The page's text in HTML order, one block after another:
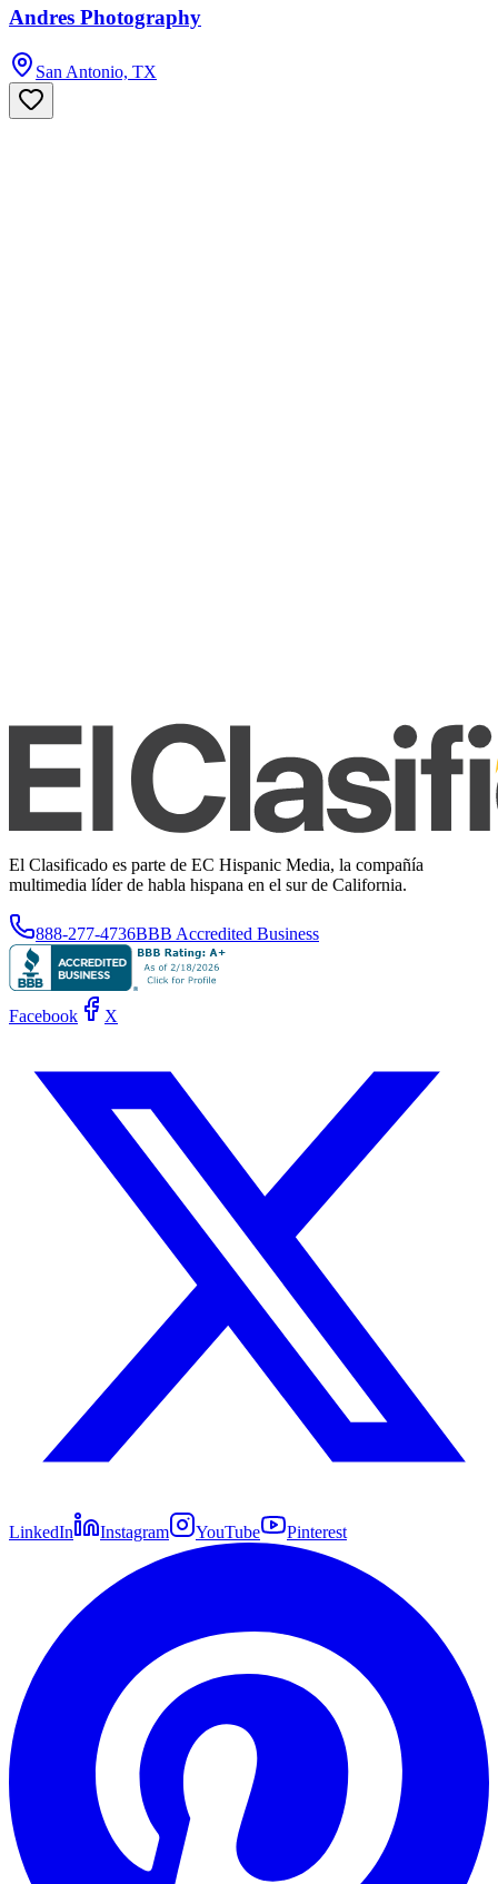
Andres Photography
San Antonio, TX
El Clasificado es parte de EC Hispanic Media, la compañía
multimedia líder de habla hispana en el sur de California.
888-277-4736BBB Accredited Business
Facebook X
LinkedIn Instagram YouTube Pinterest